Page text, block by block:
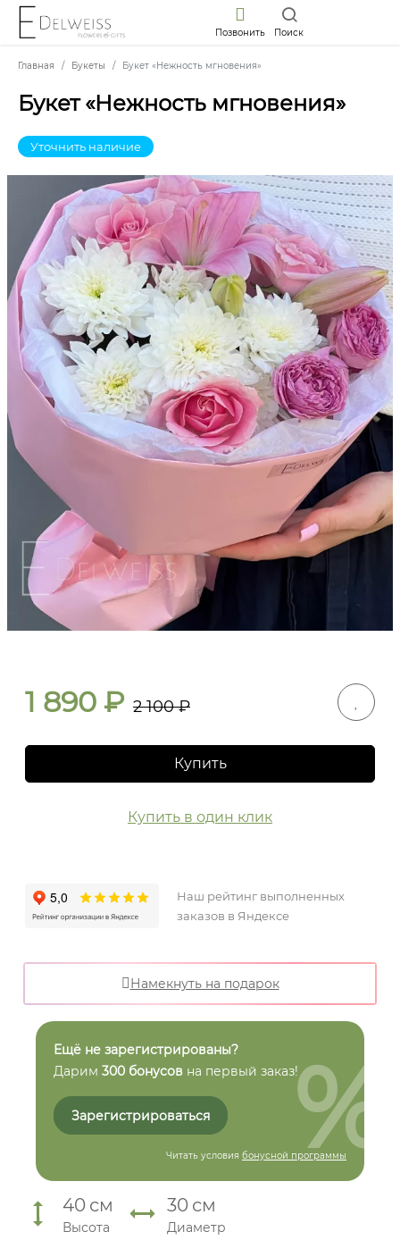
Позвонить Поиск
Главная Букеты Букет «Нежность мгновения»
Букет «Нежность мгновения»
Уточнить наличие
1 890 ₽ 2 100₽
Купить
Купить в один клик
Наш рейтинг выполненных
заказов в Яндексе
Намекнуть на подарок
Ещё не зарегистрированы?
Дарим 300 бонусов на первый заказ!
Зарегистрироваться
Читать условия бонусной программы
%
40 см
Высота
30 см
Диаметр